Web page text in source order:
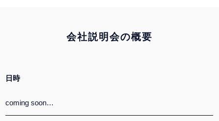
会社説明会の概要
日時
coming soon…